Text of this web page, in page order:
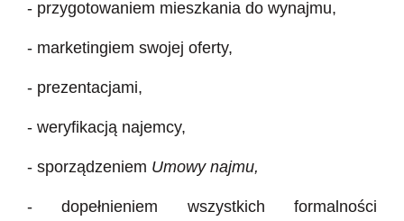
- przygotowaniem mieszkania do wynajmu,
- marketingiem swojej oferty,
- prezentacjami,
- weryfikacją najemcy,
- sporządzeniem Umowy najmu,
- dopełnieniem wszystkich formalności